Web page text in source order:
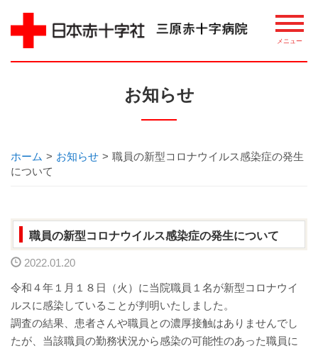
ごあいさつ
相談窓口
整備機器等
病院指標について
厚生労働大臣が定める掲示事項
お知らせ
ホーム > お知らせ > 職員の新型コロナウイルス感染症の発生
について
職員の新型コロナウイルス感染症の発生について
2022.01.20
令和４年１月１８日（火）に当院職員１名が新型コロナウイ
ルスに感染していることが判明いたしました。
調査の結果、患者さんや職員との濃厚接触はありませんでし
たが、当該職員の勤務状況から感染の可能性のあった職員に